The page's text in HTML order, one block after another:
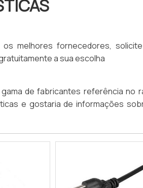
melhores fornecedores,
a sua escolha
de fabricantes referência no
e gostaria de informações